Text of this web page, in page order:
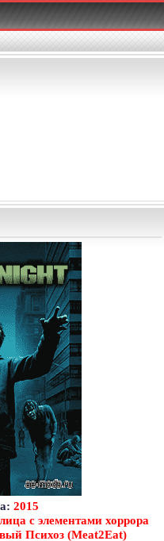
2015
с элементами хоррора
Психоз (Meat2Eat)